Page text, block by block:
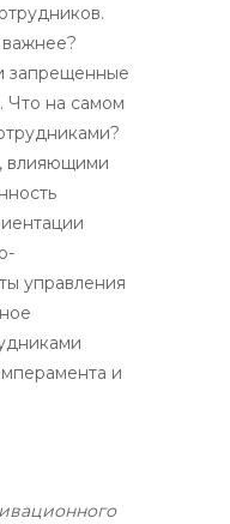
запрещенные
Что на самом
влияющими
управления
и